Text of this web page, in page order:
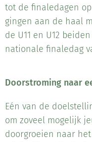
tot de finaledagen
gingen aan de haal
de U11 en U12
nationale finaledag
Doorstroming naar
Eén van de
om zoveel mogelijk
doorgroeien naar